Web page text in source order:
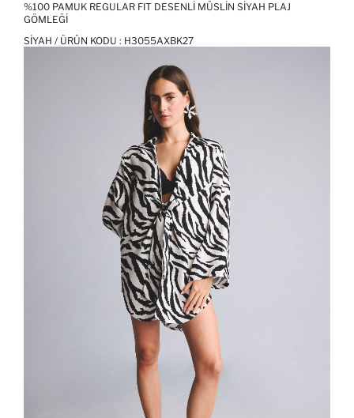
%100 PAMUK REGULAR FIT DESENLI MÜSLIN SIYAH PLAJ
GÖMLEĞI
SIYAH / ÜRÜN KODU : H3055AXBK27